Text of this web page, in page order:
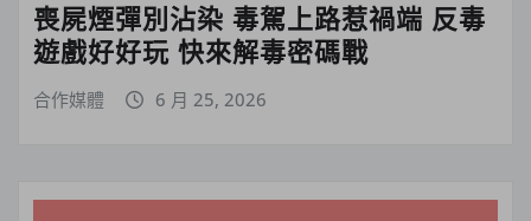
喪屍煙彈別沾染 毒駕上路惹禍端 反毒
遊戲好好玩 快來解毒密碼戰
合作媒體 6 月 25, 2026